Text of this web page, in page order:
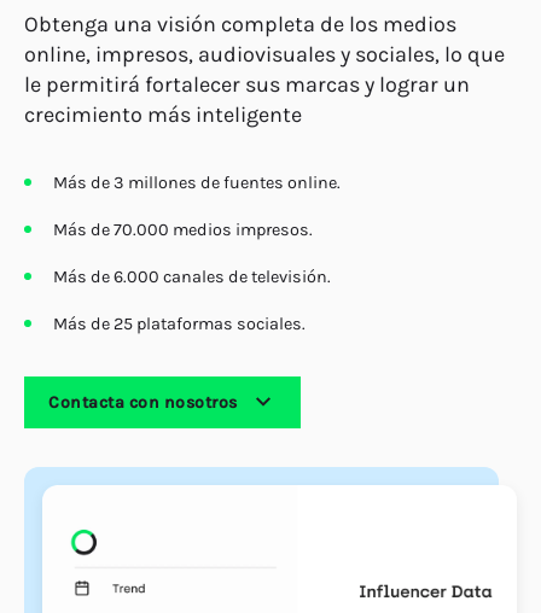
Obtenga una visión completa de los medios
online, impresos, audiovisuales y sociales, lo que
le permitirá fortalecer sus marcas y lograr un
crecimiento más inteligente
Más de 3 millones de fuentes online.
Más de 70.000 medios impresos.
Más de 6.000 canales de televisión.
Más de 25 plataformas sociales.
Contacta con nosotros